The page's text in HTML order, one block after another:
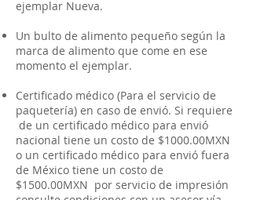
ejemplar Nueva.
Un bulto de alimento pequeño según la
marca de alimento que come en ese
momento el ejemplar.
Certificado médico (Para el servicio de
paquetería) en caso de envió. Si requiere
de un certificado médico para envió
nacional tiene un costo de $1000.00MXN
o un certificado médico para envió fuera
de México tiene un costo de
$1500.00MXN por servicio de impresión